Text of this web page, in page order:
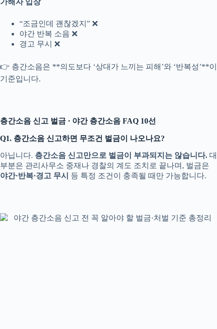
“조금인데 괜찮겠지” ❌
야간 반복 소음 ❌
경고 무시 ❌
👉 층간소음은 **의도보다 ‘상대가 느끼는 피해’와 ‘반복성’**이
기준입니다.
층간소음 신고 벌금 · 야간 층간소음 FAQ 10선
Q1. 층간소음 신고하면 무조건 벌금이 나오나요?
아닙니다. 층간소음 신고만으로 벌금이 부과되지는 않습니다. 대
부분은 관리사무소 중재나 경찰의 계도 조치로 끝나며, 벌금은
야간·반복·경고 무시
등 특정 조건이 충족될 때만 가능합니다.